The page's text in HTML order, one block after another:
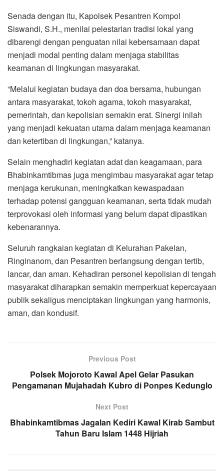
Senada dengan itu, Kapolsek Pesantren Kompol
Siswandi, S.H., menilai pelestarian tradisi lokal yang
dibarengi dengan penguatan nilai kebersamaan dapat
menjadi modal penting dalam menjaga stabilitas
keamanan di lingkungan masyarakat.
“Melalui kegiatan budaya dan doa bersama, hubungan
antara masyarakat, tokoh agama, tokoh masyarakat,
pemerintah, dan kepolisian semakin erat. Sinergi inilah
yang menjadi kekuatan utama dalam menjaga keamanan
dan ketertiban di lingkungan,” katanya.
Selain menghadiri kegiatan adat dan keagamaan, para
Bhabinkamtibmas juga mengimbau masyarakat agar tetap
menjaga kerukunan, meningkatkan kewaspadaan
terhadap potensi gangguan keamanan, serta tidak mudah
terprovokasi oleh informasi yang belum dapat dipastikan
kebenarannya.
Seluruh rangkaian kegiatan di Kelurahan Pakelan,
Ringinanom, dan Pesantren berlangsung dengan tertib,
lancar, dan aman. Kehadiran personel kepolisian di tengah
masyarakat diharapkan semakin memperkuat kepercayaan
publik sekaligus menciptakan lingkungan yang harmonis,
aman, dan kondusif.
Previous Post
Polsek Mojoroto Kawal Apel Gelar Pasukan
Pengamanan Mujahadah Kubro di Ponpes Kedunglo
Next Post
Bhabinkamtibmas Jagalan Kediri Kawal Kirab Sambut
Tahun Baru Islam 1448 Hijriah